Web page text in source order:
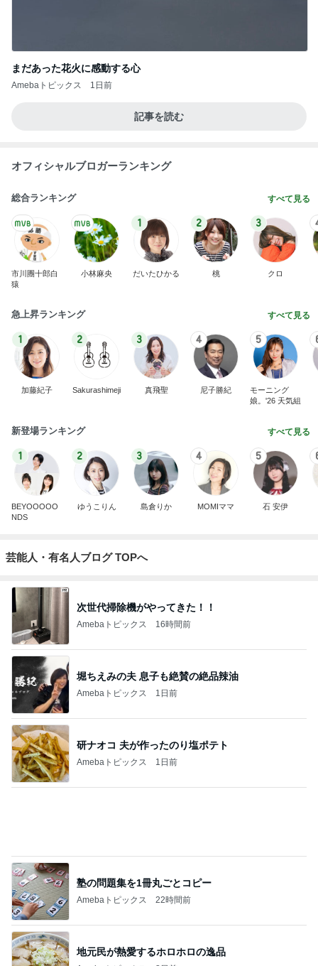
まだあった花火に感動する心
Amebaトピックス 1日前
記事を読む
オフィシャルブロガーランキング
総合ランキング すべて見る
市川團十郎白
猿
小林麻央
1
だいたひかる
2
桃
3
クロ
急上昇ランキング すべて見る
1
加藤紀子
2
Sakurashimeji
3
真飛聖
4
尼子勝紀
5
モーニング
娘。'26 天気組
新登場ランキング すべて見る
1
BEYOOOOO
NDS
2
ゆうこりん
3
島倉りか
4
MOMIママ
5
石 安伊
芸能人・有名人ブログ TOPへ
次世代掃除機がやってきた！！
Amebaトピックス 16時間前
堀ちえみの夫 息子も絶賛の絶品辣油
Amebaトピックス 1日前
研ナオコ 夫が作ったのり塩ポテト
Amebaトピックス 1日前
地元民が熱愛するホロホロの逸品
Amebaトピックス 2日前